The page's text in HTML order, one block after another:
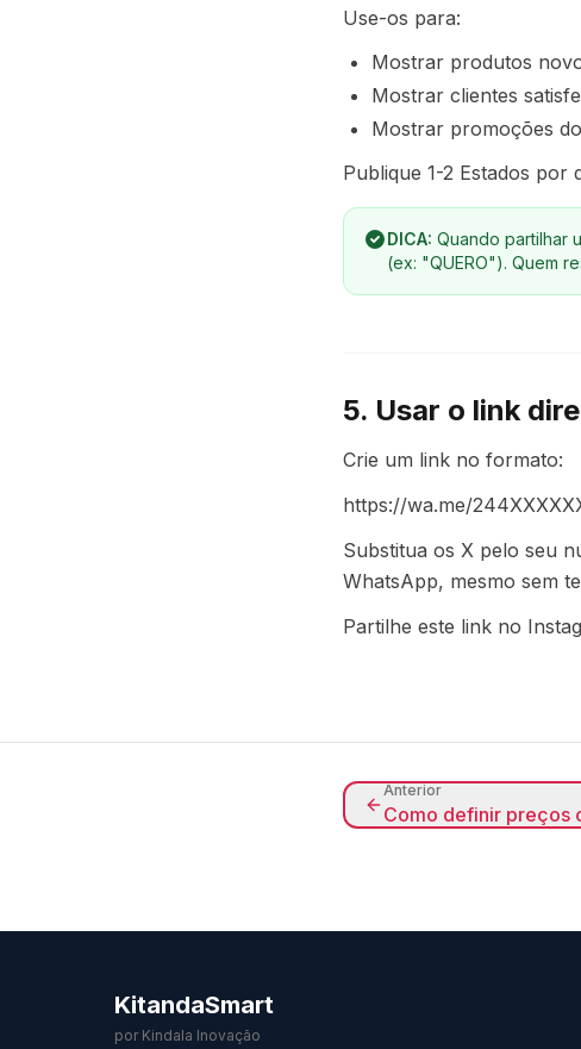
Use-os para:
Mostrar produtos
Mostrar clientes
Mostrar promoções
Publique 1-2 Estados por
DICA: Quando partilhar
(ex: "QUERO"). Quem
5. Usar o link
Crie um link no formato:
https://wa.me/
Substitua os X pelo seu
WhatsApp, mesmo sem
Partilhe este link no
Anterior
Como definir preços
KitandaSmart
por Kindala Inovação